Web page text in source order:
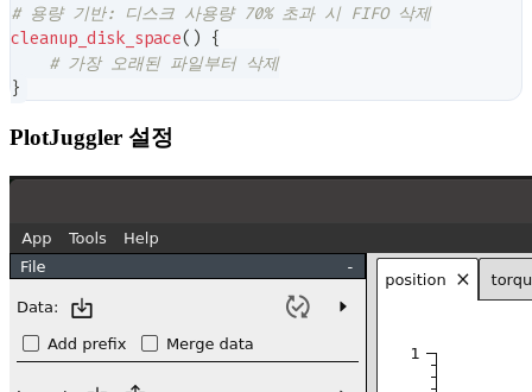
# 용량 기반: 디스크 사용량 70% 초과 시 FIFO 삭제
cleanup_disk_space( ) {
# 가장 오래된 파일부터 삭제
}
PlotJuggler 설정